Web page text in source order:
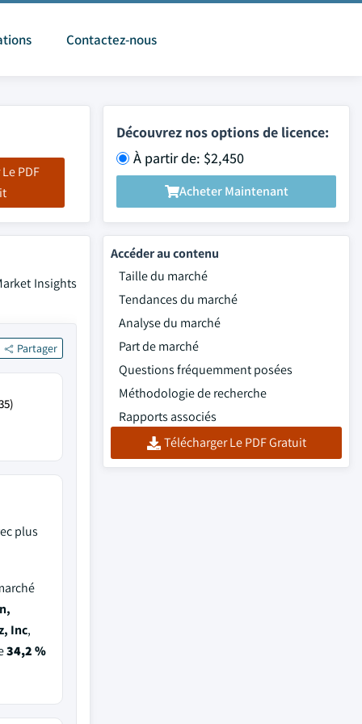
Contactez-nous
PDF
Découvrez nos options de licence:
À partir de: $2,450
Acheter Maintenant
Insights
Partager
plus
Inc,
34,2 %
Accéder au contenu
Taille du marché
Tendances du marché
Analyse du marché
Part de marché
Questions fréquemment posées
Méthodologie de recherche
Rapports associés
Télécharger Le PDF Gratuit